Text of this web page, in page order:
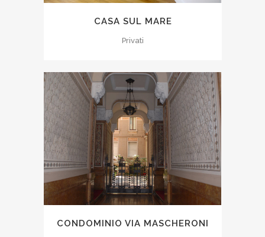
CASA SUL MARE
Privati
CONDOMINIO VIA MASCHERONI